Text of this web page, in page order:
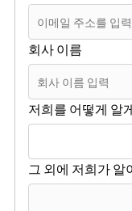
회사 이름
저희를 어떻게 알
그 외에 저희가 알